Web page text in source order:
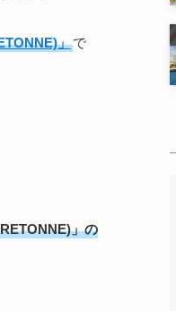
」で
」の